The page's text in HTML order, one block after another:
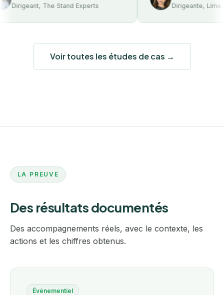
The Stand Experts Dirigeante, Lime & Co
Voir toutes les études de cas →
LA PREUVE
Des résultats documentés
Des accompagnements réels, avec le contexte, les
actions et les chiffres obtenus.
Événementiel